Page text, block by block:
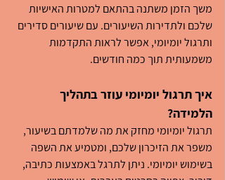
משך הזמן משתנה בהתאם למטרות האישיות
שלכם ולתדירות השיעורים. עם שיעורים סדירים
ותרגול יומיומי, אפשר לראות התקדמות
משמעותית תוך כמה חודשים.
איך תרגול יומיומי עוזר בתהליך
הלמידה?
תרגול יומיומי מחזק את מה שלמדתם בשיעור,
משפר את הזיכרון שלכם, ומטמיע את השפה
בשימוש יומיומי. ניתן לתרגל באמצעות כתיבה,